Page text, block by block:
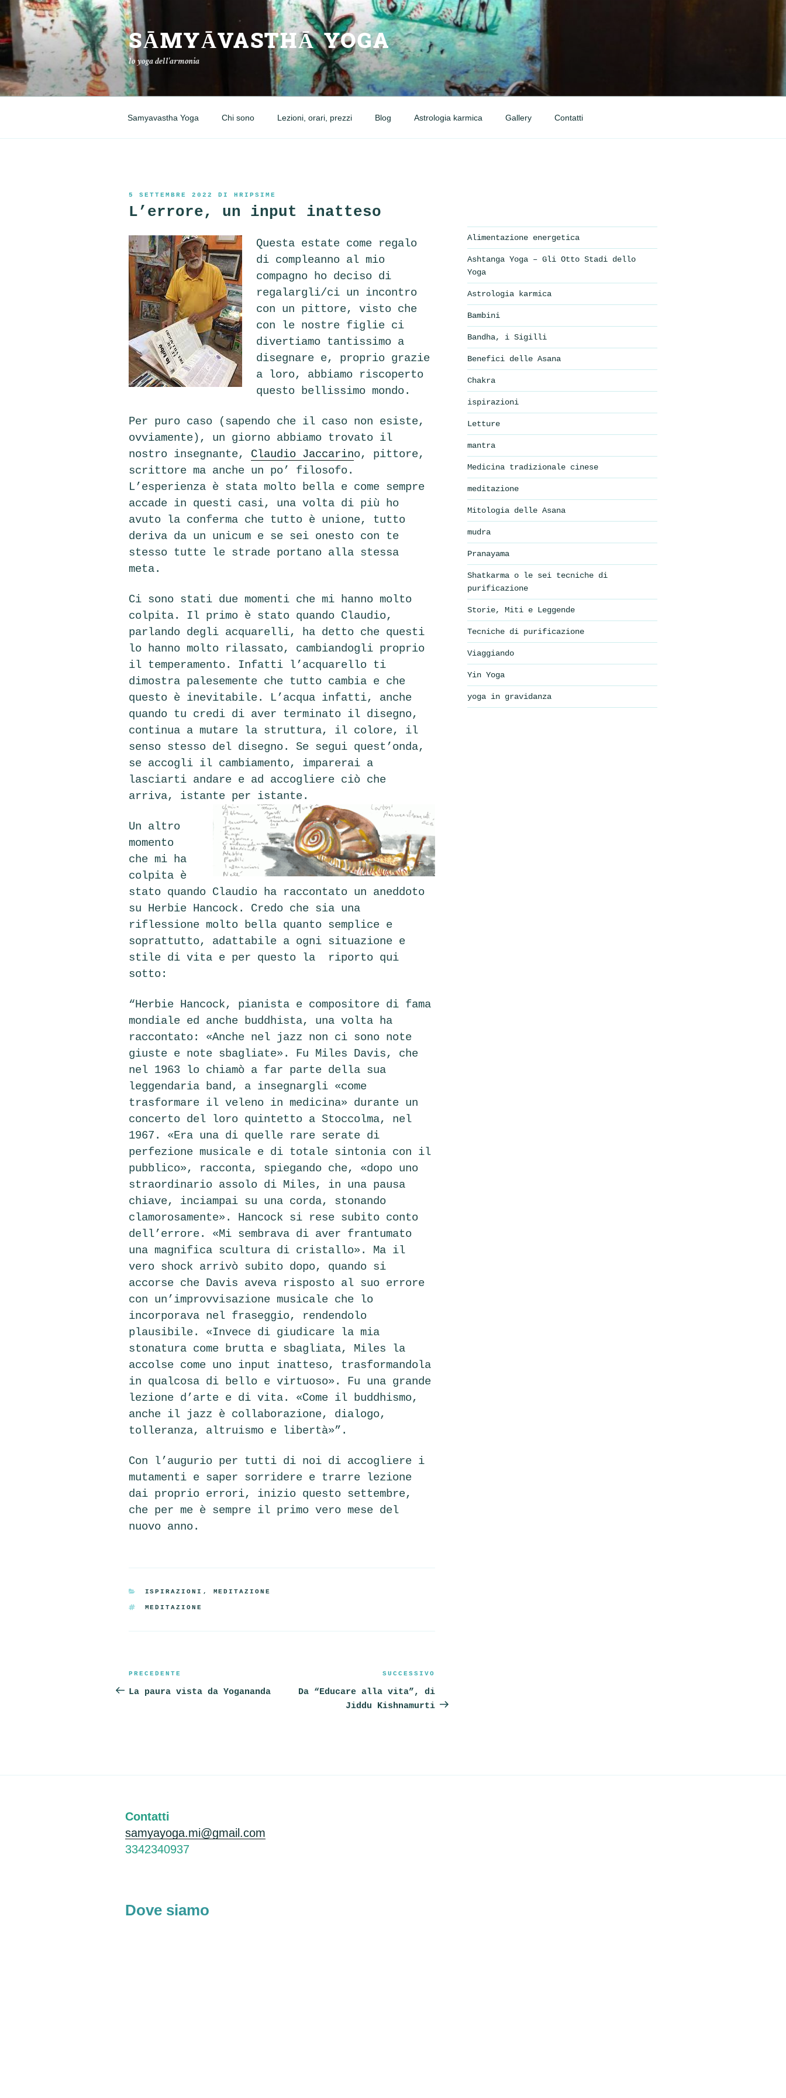
Salta
al
contenuto
SĀMYĀVASTHĀ YOGA
lo yoga dell'armonia
Samyavastha Yoga Chi sono Lezioni, orari, prezzi Blog Astrologia karmica Gallery Contatti
PUBBLICATO
5 SETTEMBRE 2022 DI HRIPSIME
L’errore, un input inatteso
Questa estate come regalo
di compleanno al mio
compagno ho deciso di
regalargli/ci un incontro
con un pittore, visto che
con le nostre figlie ci
divertiamo tantissimo a
disegnare e, proprio grazie
a loro, abbiamo riscoperto
questo bellissimo mondo.
Per puro caso (sapendo che il caso non esiste,
ovviamente), un giorno abbiamo trovato il
nostro insegnante, Claudio Jaccarino, pittore,
scrittore ma anche un po’ filosofo.
L’esperienza è stata molto bella e come sempre
accade in questi casi, una volta di più ho
avuto la conferma che tutto è unione, tutto
deriva da un unicum e se sei onesto con te
stesso tutte le strade portano alla stessa
meta.
Ci sono stati due momenti che mi hanno molto
colpita. Il primo è stato quando Claudio,
parlando degli acquarelli, ha detto che questi
lo hanno molto rilassato, cambiandogli proprio
il temperamento. Infatti l’acquarello ti
dimostra palesemente che tutto cambia e che
questo è inevitabile. L’acqua infatti, anche
quando tu credi di aver terminato il disegno,
continua a mutare la struttura, il colore, il
senso stesso del disegno. Se segui quest’onda,
se accogli il cambiamento, imparerai a
lasciarti andare e ad accogliere ciò che
arriva, istante per istante.
Un altro
momento
che mi ha
colpita è
stato quando Claudio ha raccontato un aneddoto
su Herbie Hancock. Credo che sia una
riflessione molto bella quanto semplice e
soprattutto, adattabile a ogni situazione e
stile di vita e per questo la riporto qui
sotto:
“Herbie Hancock, pianista e compositore di fama
mondiale ed anche buddhista, una volta ha
raccontato: «Anche nel jazz non ci sono note
giuste e note sbagliate». Fu Miles Davis, che
nel 1963 lo chiamò a far parte della sua
leggendaria band, a insegnargli «come
trasformare il veleno in medicina» durante un
concerto del loro quintetto a Stoccolma, nel
1967. «Era una di quelle rare serate di
perfezione musicale e di totale sintonia con il
pubblico», racconta, spiegando che, «dopo uno
straordinario assolo di Miles, in una pausa
chiave, inciampai su una corda, stonando
clamorosamente». Hancock si rese subito conto
dell’errore. «Mi sembrava di aver frantumato
una magnifica scultura di cristallo». Ma il
vero shock arrivò subito dopo, quando si
accorse che Davis aveva risposto al suo errore
con un’improvvisazione musicale che lo
incorporava nel fraseggio, rendendolo
plausibile. «Invece di giudicare la mia
stonatura come brutta e sbagliata, Miles la
accolse come uno input inatteso, trasformandola
in qualcosa di bello e virtuoso». Fu una grande
lezione d’arte e di vita. «Come il buddhismo,
anche il jazz è collaborazione, dialogo,
tolleranza, altruismo e libertà»”.
Con l’augurio per tutti di noi di accogliere i
mutamenti e saper sorridere e trarre lezione
dai proprio errori, inizio questo settembre,
che per me è sempre il primo vero mese del
nuovo anno.
CATEGORIE
ISPIRAZIONI , MEDITAZIONE
TAG
MEDITAZIONE
Navigazione
articoli
Articolo
precedente:
PRECEDENTE
La paura vista da Yogananda
SUCCESSIVO
Da “Educare alla vita”, di
Jiddu Kishnamurti
Alimentazione energetica
Ashtanga Yoga – Gli Otto Stadi dello
Yoga
Astrologia karmica
Bambini
Bandha, i Sigilli
Benefici delle Asana
Chakra
ispirazioni
Letture
mantra
Medicina tradizionale cinese
meditazione
Mitologia delle Asana
mudra
Pranayama
Shatkarma o le sei tecniche di
purificazione
Storie, Miti e Leggende
Tecniche di purificazione
Viaggiando
Yin Yoga
yoga in gravidanza
Contatti
samyayoga.mi@gmail.com
3342340937
Dove siamo